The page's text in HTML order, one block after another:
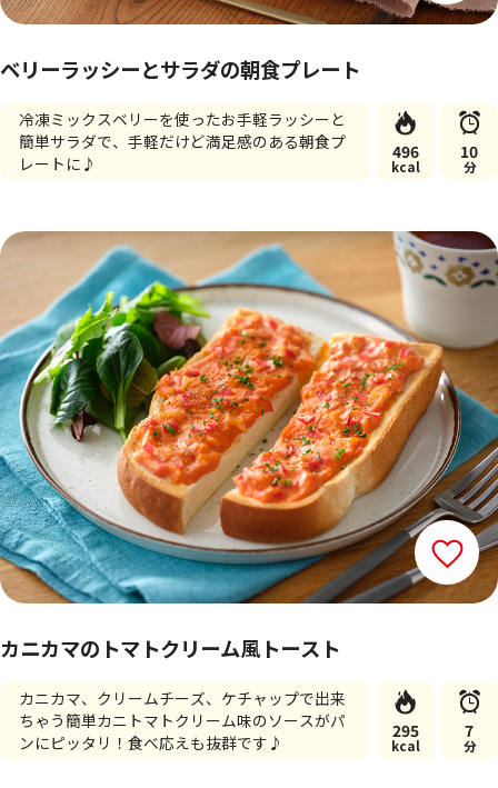
ベリーラッシーとサラダの朝食プレート
冷凍ミックスベリーを使ったお手軽ラッシーと
簡単サラダで、手軽だけど満足感のある朝食プ
レートに♪
496
kcal
10
分
カニカマのトマトクリーム風トースト
カニカマ、クリームチーズ、ケチャップで出来
ちゃう簡単カニトマトクリーム味のソースがパ
ンにピッタリ！食べ応えも抜群です♪
295
kcal
7
分